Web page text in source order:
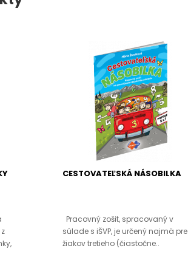
CESTOVATEĽSKÁ NÁSOBILKA
Pracovný zošit, spracovaný v
súlade s iŠVP, je určený najmä pre
žiakov tretieho (čiastočne..